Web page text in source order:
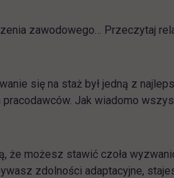
zawodowego… Przeczytaj
się na staż był jedną z
Jak wiadomo
że możesz stawić czoła
zdolności adaptacyjne,